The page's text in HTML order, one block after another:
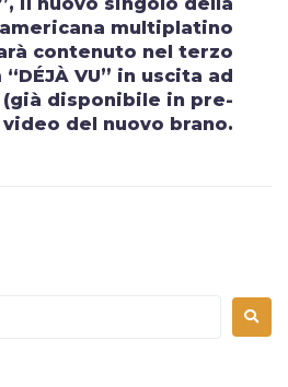
il nuovo singolo della
multiplatino
contenuto nel terzo
VU” in uscita ad
(già disponibile in pre-
del nuovo brano.